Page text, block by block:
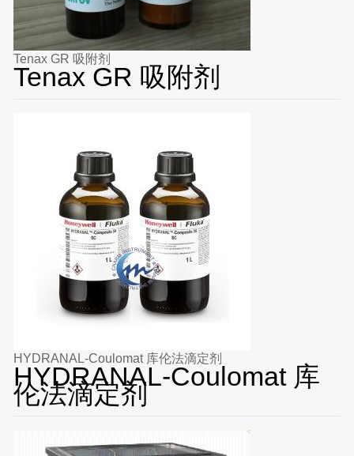
Tenax GR 吸附剂
Tenax GR 吸附剂
HYDRANAL-Coulomat 库伦法滴定剂
HYDRANAL-Coulomat 库
伦法滴定剂